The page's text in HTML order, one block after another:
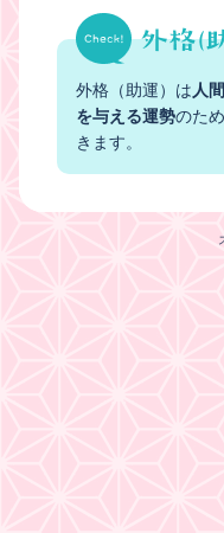
外格（助運）は人
を与える運勢のた
きます。